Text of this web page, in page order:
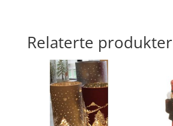
Relaterte produkter